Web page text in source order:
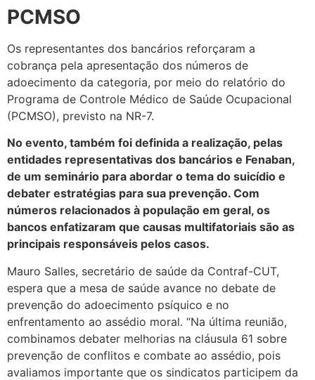
PCMSO
Os representantes dos bancários reforçaram a
cobrança pela apresentação dos números de
adoecimento da categoria, por meio do relatório do
Programa de Controle Médico de Saúde Ocupacional
(PCMSO), previsto na NR-7.
No evento, também foi definida a realização, pelas
entidades representativas dos bancários e Fenaban,
de um seminário para abordar o tema do suicídio e
debater estratégias para sua prevenção. Com
números relacionados à população em geral, os
bancos enfatizaram que causas multifatoriais são as
principais responsáveis pelos casos.
Mauro Salles, secretário de saúde da Contraf-CUT,
espera que a mesa de saúde avance no debate de
prevenção do adoecimento psíquico e no
enfrentamento ao assédio moral. “Na última reunião,
combinamos debater melhorias na cláusula 61 sobre
prevenção de conflitos e combate ao assédio, pois
avaliamos importante que os sindicatos participem da